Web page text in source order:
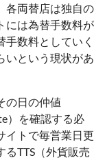
各両替店は独自の
には為替手数料が
数料としていく
いという現状があ
の日の仲値
）を確認する必
イトで毎営業日更
TTS（外貨販売